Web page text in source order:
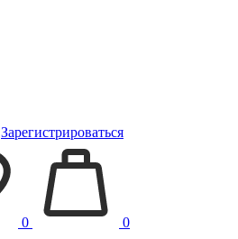
Зарегистрироваться
0
0